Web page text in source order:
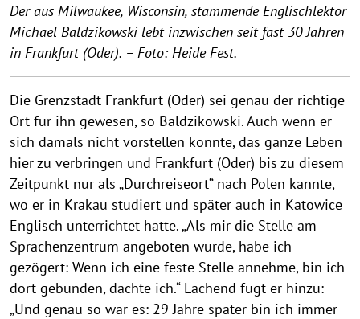
Der aus Milwaukee, Wisconsin, stammende Englischlektor
Michael Baldzikowski lebt inzwischen seit fast 30 Jahren
in Frankfurt (Oder). – Foto: Heide Fest.
Die Grenzstadt Frankfurt (Oder) sei genau der richtige
Ort für ihn gewesen, so Baldzikowski. Auch wenn er
sich damals nicht vorstellen konnte, das ganze Leben
hier zu verbringen und Frankfurt (Oder) bis zu diesem
Zeitpunkt nur als „Durchreiseort“ nach Polen kannte,
wo er in Krakau studiert und später auch in Katowice
Englisch unterrichtet hatte. „Als mir die Stelle am
Sprachenzentrum angeboten wurde, habe ich
gezögert: Wenn ich eine feste Stelle annehme, bin ich
dort gebunden, dachte ich.“ Lachend fügt er hinzu:
„Und genau so war es: 29 Jahre später bin ich immer